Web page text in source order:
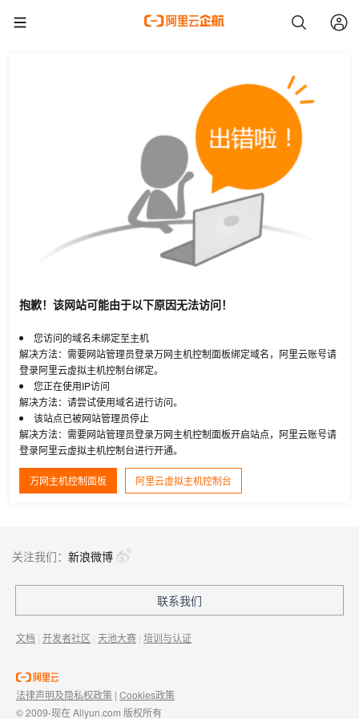
抱歉！该网站可能由于以下原因无法访问！
您访问的域名未绑定至主机
解决方法：需要网站管理员登录万网主机控制面板绑定域名，阿里云账号请
登录阿里云虚拟主机控制台绑定。
您正在使用IP访问
解决方法：请尝试使用域名进行访问。
该站点已被网站管理员停止
解决方法：需要网站管理员登录万网主机控制面板开启站点，阿里云账号请
登录阿里云虚拟主机控制台进行开通。
万网主机控制面板 阿里云虚拟主机控制台